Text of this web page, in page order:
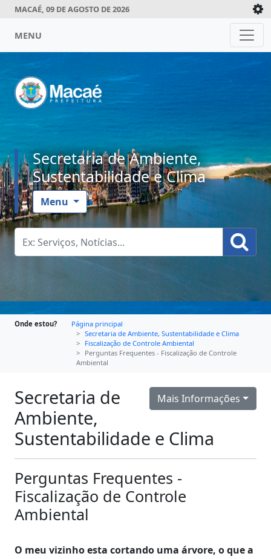
MACAÉ, 09 DE AGOSTO DE 2026
MENU
Secretaria de Ambiente,
Sustentabilidade e Clima
Menu
Onde estou?
Página principal
Secretaria de Ambiente, Sustentabilidade e Clima
Fiscalização de Controle Ambiental
Perguntas Frequentes - Fiscalização de Controle
Ambiental
Mais Informações
Secretaria de
Ambiente,
Sustentabilidade e Clima
Perguntas Frequentes -
Fiscalização de Controle
Ambiental
O meu vizinho esta cortando uma árvore, o que a